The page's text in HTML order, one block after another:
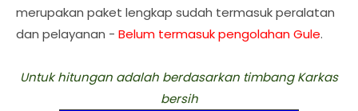
merupakan paket lengkap sudah termasuk peralatan
dan pelayanan - Belum termasuk pengolahan Gule.
Untuk hitungan adalah berdasarkan timbang Karkas
bersih